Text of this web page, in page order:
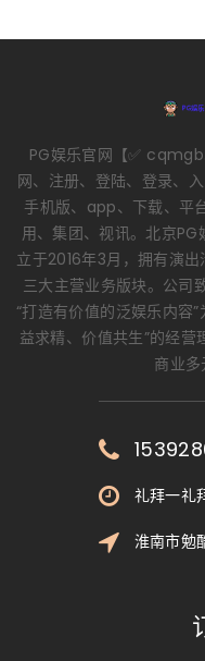
PG娱乐官网【✅
网、注册、登陆、登录、
手机版、app、下载、平
用、集团、视讯。北京PG
立于2016年3月，拥有演
三大主营业务版块。公司
“打造有价值的泛娱乐内容
益求精、价值共生”的经营
商业多
礼拜一礼
淮南市勉